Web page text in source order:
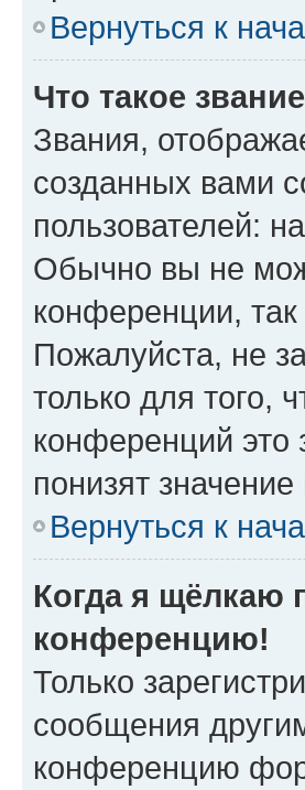
Вернуться к
Что такое
Звания,
созданных вами
пользователей:
Обычно вы не
конференции,
Пожалуйста, не
только для того,
конференций это
понизят
Вернуться к
Когда я щёлкаю
конференцию!
Только
сообщения
конференцию